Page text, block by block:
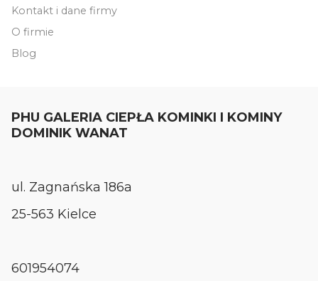
Kontakt i dane firmy
O firmie
Blog
PHU GALERIA CIEPŁA KOMINKI I KOMINY
DOMINIK WANAT
ul. Zagnańska 186a
25-563 Kielce
601954074